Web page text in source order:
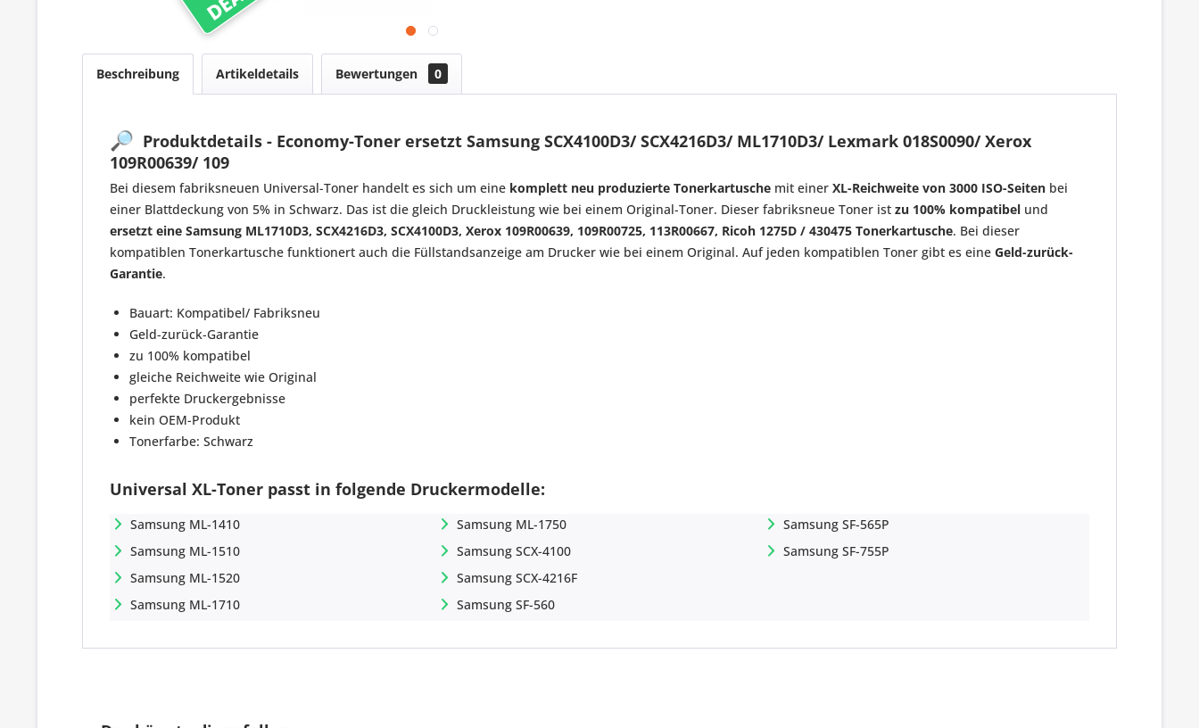
Beschreibung Artikeldetails Bewertungen 0
🔎 Produktdetails - Economy-Toner ersetzt Samsung SCX4100D3/ SCX4216D3/ ML1710D3/ Lexmark 018S0090/ Xerox
109R00639/ 109
Bei diesem fabriksneuen Universal-Toner handelt es sich um eine komplett neu produzierte Tonerkartusche mit einer XL-Reichweite von 3000 ISO-Seiten bei
einer Blattdeckung von 5% in Schwarz. Das ist die gleich Druckleistung wie bei einem Original-Toner. Dieser fabriksneue Toner ist zu 100% kompatibel und
ersetzt eine Samsung ML1710D3, SCX4216D3, SCX4100D3, Xerox 109R00639, 109R00725, 113R00667, Ricoh 1275D / 430475 Tonerkartusche. Bei dieser
kompatiblen Tonerkartusche funktionert auch die Füllstandsanzeige am Drucker wie bei einem Original. Auf jeden kompatiblen Toner gibt es eine Geld-zurück-
Garantie.
Bauart: Kompatibel/ Fabriksneu
Geld-zurück-Garantie
zu 100% kompatibel
gleiche Reichweite wie Original
perfekte Druckergebnisse
kein OEM-Produkt
Tonerfarbe: Schwarz
Universal XL-Toner passt in folgende Druckermodelle:
Samsung ML-1410
Samsung ML-1510
Samsung ML-1520
Samsung ML-1710
Samsung ML-1750
Samsung SCX-4100
Samsung SCX-4216F
Samsung SF-560
Samsung SF-565P
Samsung SF-755P